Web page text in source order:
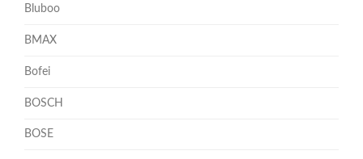
Bluboo
BMAX
Bofei
BOSCH
BOSE